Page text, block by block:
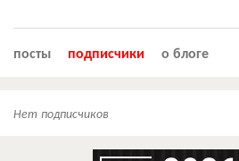
посты подписчики о блоге
Нет подписчиков